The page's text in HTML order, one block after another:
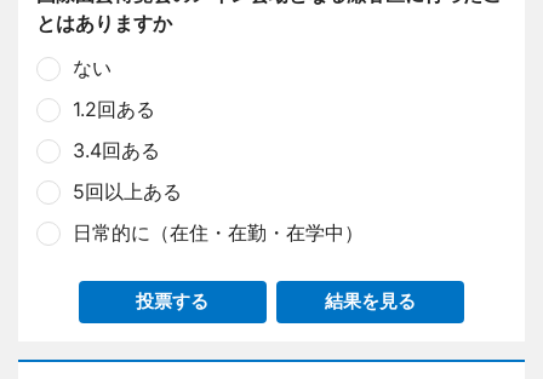
とはありますか
ない
1.2回ある
3.4回ある
5回以上ある
日常的に（在住・在勤・在学中）
投票する 結果を見る